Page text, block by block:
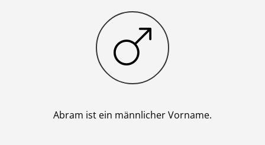
Junge
Abram ist ein männlicher Vorname.